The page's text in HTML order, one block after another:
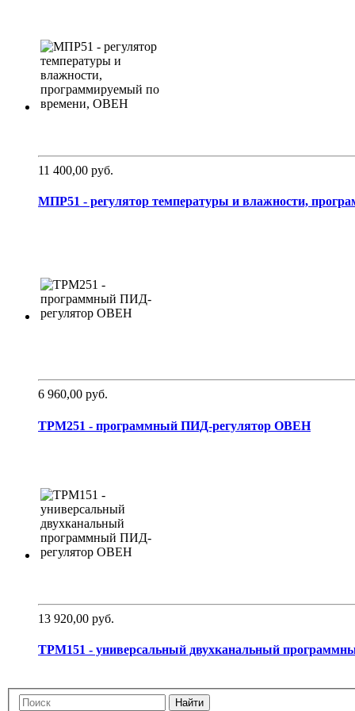
11 400,00 руб.
МПР51 - регулятор температуры и влажности,
6 960,00 руб.
ТРМ251 - программный ПИД-регулятор ОВЕН
13 920,00 руб.
ТРМ151 - универсальный двухканальный
Найти